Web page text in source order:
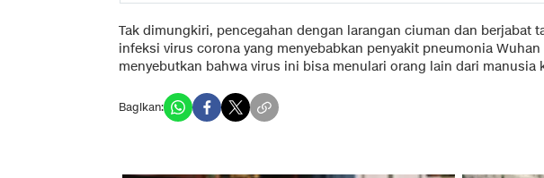
Tak dimungkiri, pencegahan dengan larangan ciuman dan berjabat
infeksi virus corona yang menyebabkan penyakit pneumonia
menyebutkan bahwa virus ini bisa menulari orang lain dari manusia
Bagikan: